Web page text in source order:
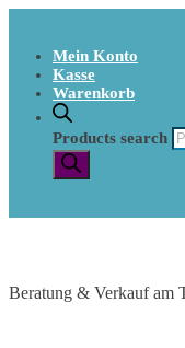
Mein Konto
Kasse
Warenkorb
Products search
Beratung & Verkauf am